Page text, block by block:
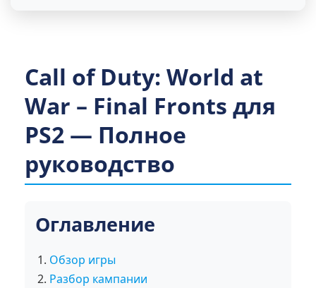
Call of Duty: World at
War – Final Fronts для
PS2 — Полное
руководство
Оглавление
Обзор игры
Разбор кампании